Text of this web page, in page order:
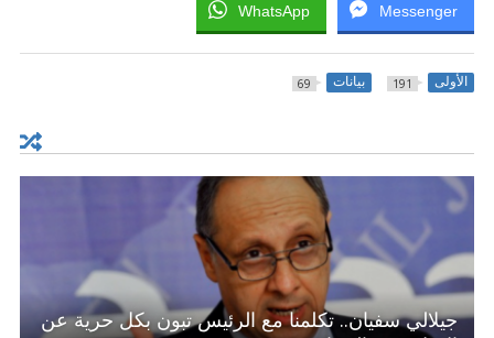
Messenger
WhatsApp
الأولى 191 بيانات 69
جيلالي سفيان.. تكلمنا مع الرئيس تبون بكل حرية عن